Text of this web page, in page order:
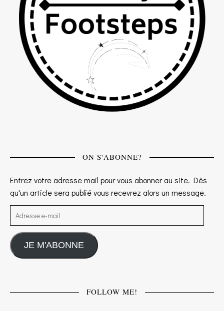
ON S'ABONNE?
Entrez votre adresse mail pour vous abonner au site. Dès
qu'un article sera publié vous recevrez alors un message.
Adresse e-mail
JE M'ABONNE
FOLLOW ME!